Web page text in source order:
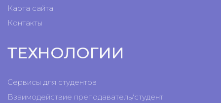
Карта сайта
Контакты
ТЕХНОЛОГИИ
Сервисы для студентов
Взаимодействие преподаватель/студент